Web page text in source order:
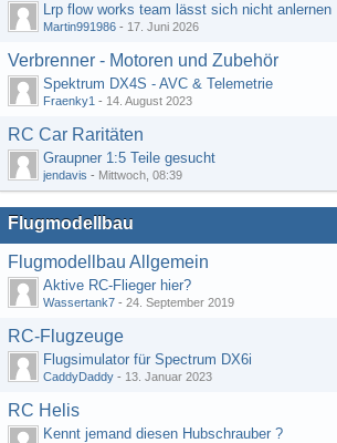
Lrp flow works team lässt sich nicht anlernen
Martin991986 - 17. Juni 2026
Verbrenner - Motoren und Zubehör
Spektrum DX4S - AVC & Telemetrie
Fraenky1 - 14. August 2023
RC Car Raritäten
Graupner 1:5 Teile gesucht
jendavis - Mittwoch, 08:39
Flugmodellbau
Flugmodellbau Allgemein
Aktive RC-Flieger hier?
Wassertank7 - 24. September 2019
RC-Flugzeuge
Flugsimulator für Spectrum DX6i
CaddyDaddy - 13. Januar 2023
RC Helis
Kennt jemand diesen Hubschrauber ?